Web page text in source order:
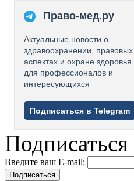
Право-мед.ру
Актуальные новости о
здравоохранении, правовых
аспектах и охране здоровья
для профессионалов и
интересующихся
Подписаться в Telegram
Введите ваш E-mail:
Подписаться